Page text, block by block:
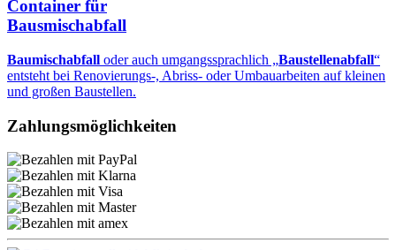
Container für
Bausmischabfall
Baumischabfall oder auch umgangssprachlich „Baustellenabfall“
entsteht bei Renovierungs-, Abriss- oder Umbauarbeiten auf kleinen
und großen Baustellen.
Zahlungsmöglichkeiten